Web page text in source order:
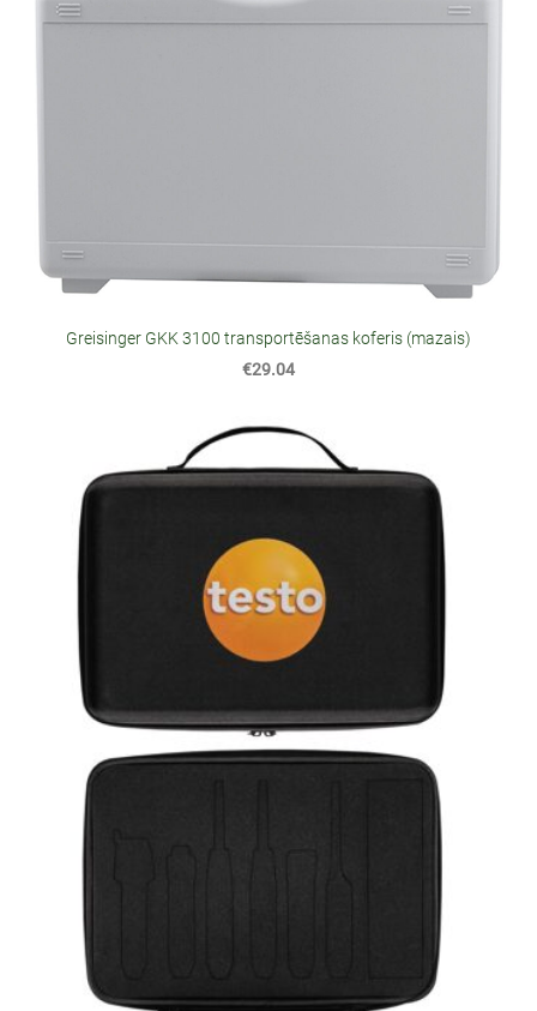
Greisinger GKK 3100 transportēšanas koferis (mazais)
€29.04